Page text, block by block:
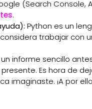
(Search
.
Python es un
trabajar con
informe sencillo
Es hora de
imaginaste. ¡A por